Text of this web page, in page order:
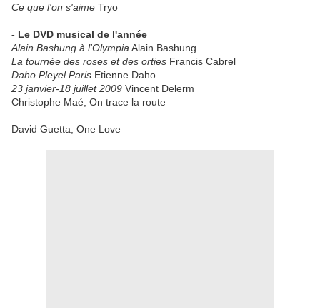
Ce que l'on s'aime Tryo
- Le DVD musical de l'année
Alain Bashung à l'Olympia Alain Bashung
La tournée des roses et des orties Francis Cabrel
Daho Pleyel Paris Etienne Daho
23 janvier-18 juillet 2009 Vincent Delerm
Christophe Maé, On trace la route
David Guetta, One Love